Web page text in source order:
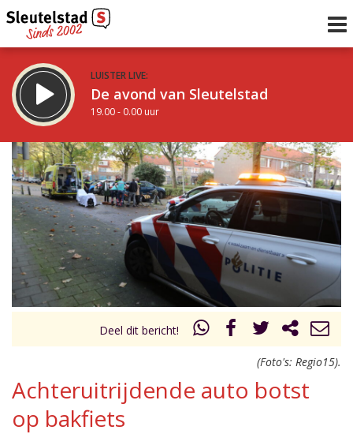
LUISTER LIVE:
De avond van Sleutelstad
19.00 - 0.00 uur
STRAKS:
De nacht van Sleutelstad
0.00 - 6.00 uur
Vorig uur
uur 1 van 0 Volgend uur
Inklappen
Deel dit bericht!
(Foto's: Regio15).
Achteruitrijdende auto botst
op bakfiets